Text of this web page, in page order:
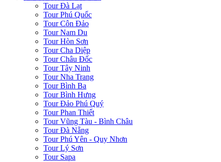
Tour Đà Lạt
Tour Phú Quốc
Tour Côn Đảo
Tour Nam Du
Tour Hòn Sơn
Tour Cha Diệp
Tour Châu Đốc
Tour Tây Ninh
Tour Nha Trang
Tour Bình Ba
Tour Bình Hưng
Tour Đảo Phú Quý
Tour Phan Thiết
Tour Vũng Tàu - Bình Châu
Tour Đà Nẵng
Tour Phú Yên - Quy Nhơn
Tour Lý Sơn
Tour Sapa